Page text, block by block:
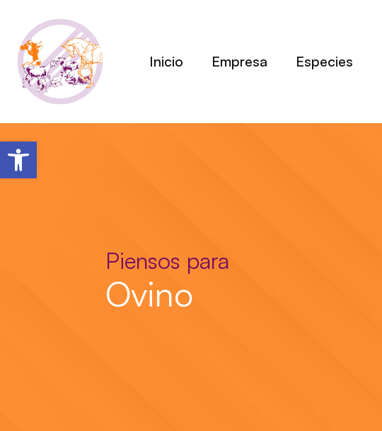
contenido
Inicio Empresa Especies
Piensos para
Ovino
Abrir barra de herramientas